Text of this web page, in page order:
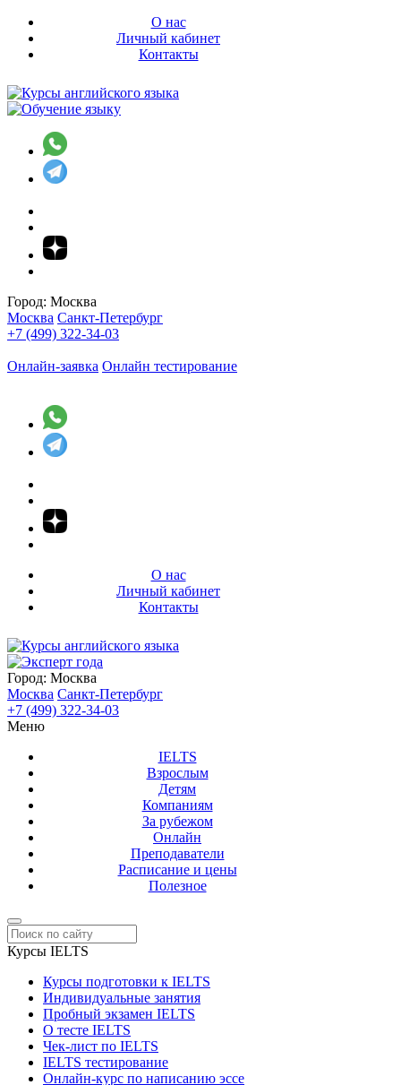
О нас
Личный кабинет
Контакты
Город: Москва
Москва Санкт-Петербург
+7 (499) 322-34-03
Онлайн-заявка Онлайн тестирование
О нас
Личный кабинет
Контакты
Город: Москва
Москва Санкт-Петербург
+7 (499) 322-34-03
Меню
IELTS
Взрослым
Детям
Компаниям
За рубежом
Онлайн
Преподаватели
Расписание и цены
Полезное
Курсы IELTS
Курсы подготовки к IELTS
Индивидуальные занятия
Пробный экзамен IELTS
О тесте IELTS
Чек-лист по IELTS
IELTS тестирование
Онлайн-курс по написанию эссе